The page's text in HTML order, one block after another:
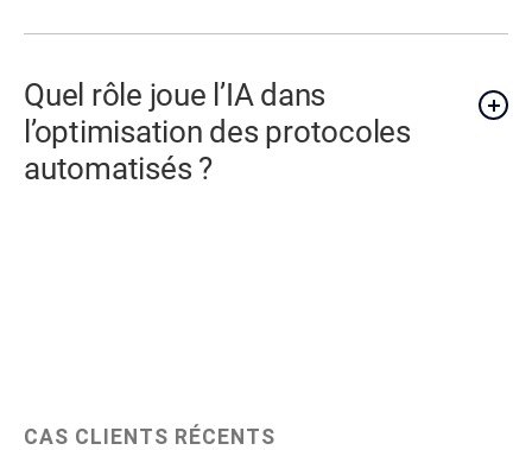
Quel rôle joue l’IA dans
l’optimisation des protocoles
automatisés ?
CAS CLIENTS RÉCENTS